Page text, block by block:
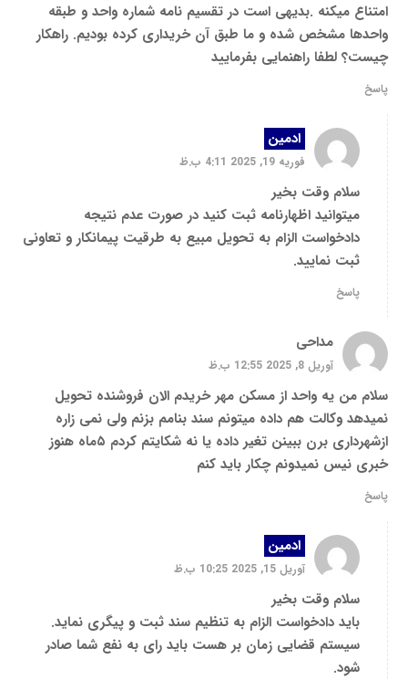
امتناع میکنه .بدیهی است در تقسیم نامه شماره واحد و طبقه
واحدها مشخص شده و ما طبق آن خریداری کرده بودیم. راهکار
چیست؟ لطفا راهنمایی بفرمایید
پاسخ
ادمین
فوریه 19, 2025 4:11 ب.ظ
سلام وقت بخیر
میتوانید اظهارنامه ثبت کنید در صورت عدم نتیجه
دادخواست الزام به تحویل مبیع به طرقیت پیمانکار و تعاونی
ثبت نمایید.
پاسخ
مداحی
آوریل 8, 2025 12:55 ب.ظ
سلام من یه واحد از مسکن مهر خریدم الان فروشنده تحویل
نمیدهد وکالت هم داده میتونم سند بنامم بزنم ولی نمی زاره
ازشهرداری برن ببینن تغیر داده یا نه شکایتم کردم ۵ماه هنوز
خبری نیس نمیدونم چکار باید کنم
پاسخ
ادمین
آوریل 15, 2025 10:25 ب.ظ
سلام وقت بخیر
باید دادخواست الزام به تنظیم سند ثبت و پیگری نماید.
سیستم قضایی زمان بر هست باید رای به نفع شما صادر
شود.